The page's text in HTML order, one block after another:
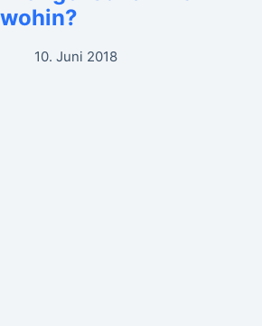
wohin?
10. Juni 2018